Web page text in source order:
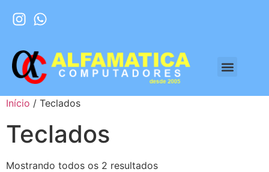
Início / Teclados
Teclados
Mostrando todos os 2 resultados